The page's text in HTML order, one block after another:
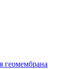
геомембрана